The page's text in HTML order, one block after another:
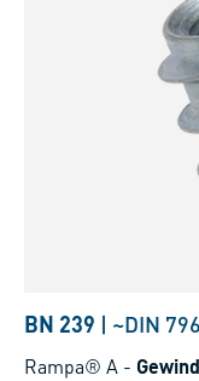
BN 239 | ~DIN
Rampa® A -